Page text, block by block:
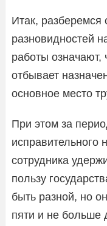
Итак,
разновидностей
работы означают,
отбывает
основное место
При этом за
исправительного
сотрудника
пользу
быть разной, но
пяти и не больше